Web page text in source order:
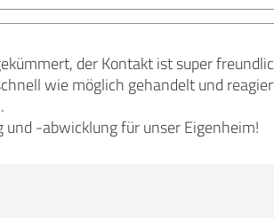
der Kontakt ist super
wie möglich gehandelt und
-abwicklung für unser Eigenheim!